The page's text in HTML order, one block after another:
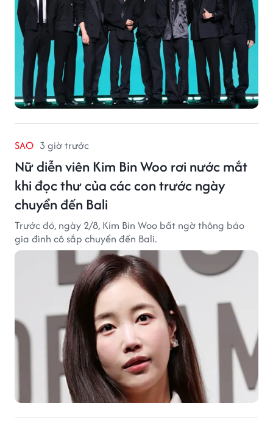
SAO 3 giờ trước
Nữ diễn viên Kim Bin Woo rơi nước mắt
khi đọc thư của các con trước ngày
chuyển đến Bali
Trước đó, ngày 2/8, Kim Bin Woo bất ngờ thông báo
gia đình cô sắp chuyển đến Bali.